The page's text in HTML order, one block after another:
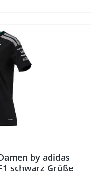
by adidas
schwarz Größe